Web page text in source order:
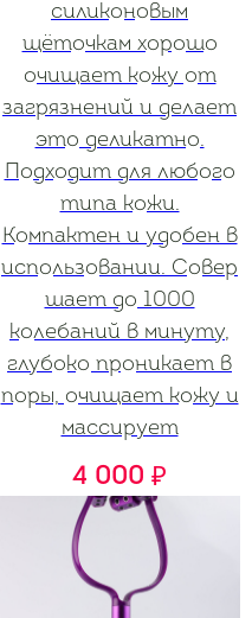
силиконовым
щёточкам хорошо
очищает кожу от
загрязнений и делает
это деликатно.
Подходит для любого
типа кожи.
Компактен и удобен в
использовании. Совер
шает до 1000
колебаний в минуту,
глубоко проникает в
поры, очищает кожу и
массирует
4 000 ₽